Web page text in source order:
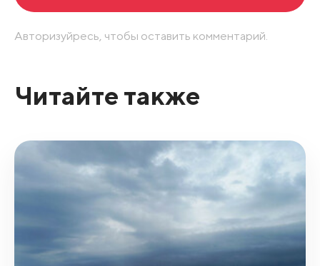
Авторизуйресь, чтобы оставить комментарий.
Читайте также